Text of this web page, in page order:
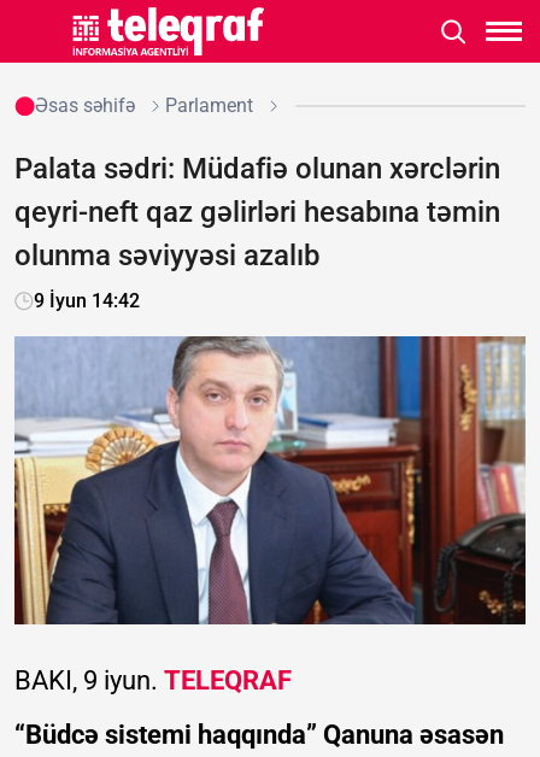
Əsas səhifə Parlament
Palata sədri: Müdafiə olunan xərclərin
qeyri-neft qaz gəlirləri hesabına təmin
olunma səviyyəsi azalıb
9 İyun 14:42
BAKI, 9 iyun. TELEQRAF
“Büdcə sistemi haqqında” Qanuna əsasən